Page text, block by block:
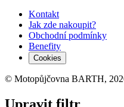
Kontakt
Jak zde nakoupit?
Obchodní podmínky
Benefity
Cookies
© Motopůjčovna BARTH,